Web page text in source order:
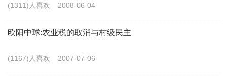
笔者通过对乡村治理界定及对改革开放以来以建立
和完善村民自治制度为主的乡村治理变迁的梳理，可以
推进、再创新，最终到乡村治理新体系确立的过程。在
(1311)人喜欢 2008-06-04
欧阳中球:农业税的取消与村级民主
(1167)人喜欢 2007-07-06